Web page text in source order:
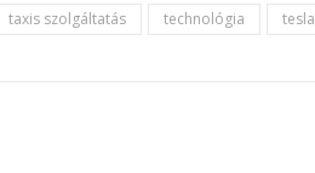
taxis szolgáltatás technológia tesla